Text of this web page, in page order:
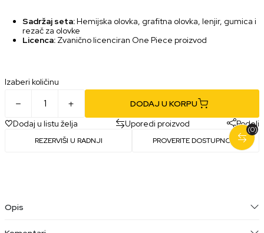
Sadržaj seta:Hemijska olovka, grafitna olovka, lenjir, gumica i
rezač za olovke
Licenca: Zvanično licenciran One Piece proizvod
Izaberi količinu
DODAJ U KORPU
Dodaj u listu želja
Uporedi proizvod Podeli
REZERVIŠI U RADNJI PROVERITE DOSTUPNOST
(0)
Opis